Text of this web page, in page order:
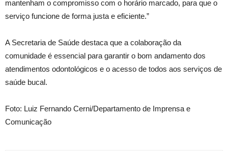
mantenham o compromisso com o horário marcado, para que o
serviço funcione de forma justa e eficiente.”
A Secretaria de Saúde destaca que a colaboração da
comunidade é essencial para garantir o bom andamento dos
atendimentos odontológicos e o acesso de todos aos serviços de
saúde bucal.
Foto: Luiz Fernando Cerni/Departamento de Imprensa e
Comunicação